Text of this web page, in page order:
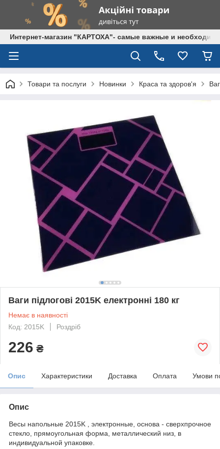
Интернет-магазин "КАРТОХА"- самые важные и
Товари та послуги Новинки Краса та здоров'я
Ваги підлогові 2015K електронні 180 кг
Немає в наявності
Код: 2015K
Роздріб
226 ₴
Опис Характеристики Доставка Оплата Умови
Опис
Весы напольные 2015K , электронные, основа - сверхпрочное
стекло, прямоугольная форма, металлический низ, в
индивидуальной упаковке.